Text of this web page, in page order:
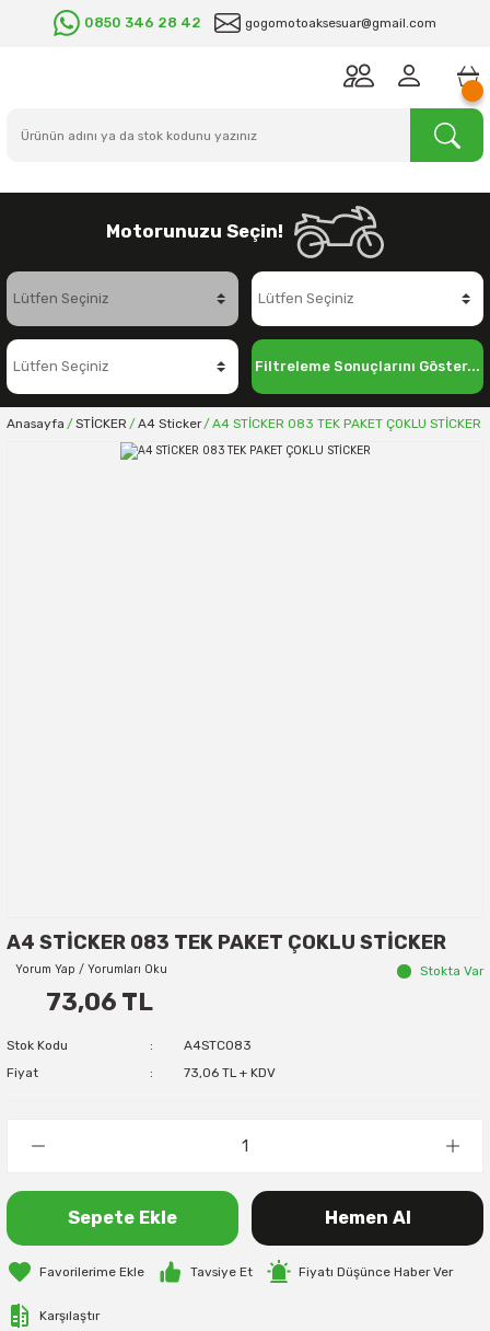
0850 346 28 42 gogomotoaksesuar@gmail.com
Motorunuzu Seçin!
Filtreleme Sonuçlarını Göster...
Anasayfa STİCKER A4 Sticker A4 STİCKER 083 TEK PAKET ÇOKLU STİCKER
A4 STİCKER 083 TEK PAKET ÇOKLU STİCKER
Yorum Yap / Yorumları Oku Stokta Var
73,06 TL
Stok Kodu
A4STC083
Fiyat
73,06 TL + KDV
Sepete Ekle Hemen Al
Tavsiye Et Fiyatı Düşünce Haber Ver
Karşılaştır